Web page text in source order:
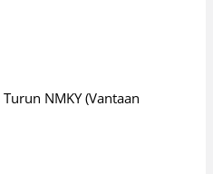
NMKY (Vantaan